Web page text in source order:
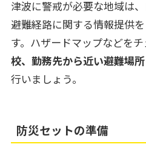
津波に警戒が必要な地域は
避難経路に関する情報提供
す。ハザードマップなどをチ
校、勤務先から近い避難場
行いましょう。
防災セットの準備